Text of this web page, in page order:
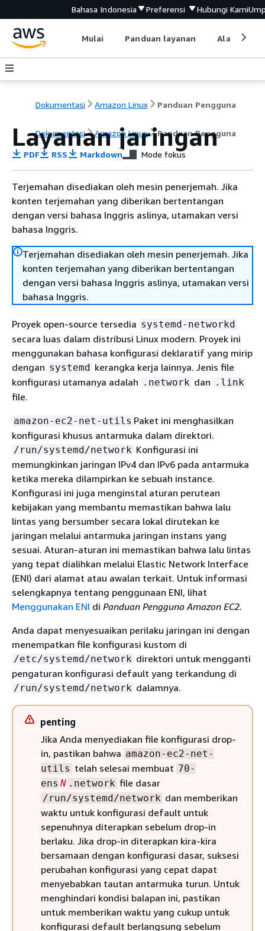
Bahasa Indonesia Preferensi Hubungi Kami
Mulai Panduan layanan Alat
Dokumentasi Amazon Linux Panduan Pengguna
Dokumentasi Amazon Linux Panduan Pengguna
Layanan jaringan
PDF RSS Markdown Mode fokus
Terjemahan disediakan oleh mesin penerjemah. Jika
konten terjemahan yang diberikan bertentangan
dengan versi bahasa Inggris aslinya, utamakan versi
bahasa Inggris.
Terjemahan disediakan oleh mesin penerjemah. Jika
konten terjemahan yang diberikan bertentangan
dengan versi bahasa Inggris aslinya, utamakan versi
bahasa Inggris.
Proyek open-source tersedia systemd-networkd
secara luas dalam distribusi Linux modern. Proyek ini
menggunakan bahasa konfigurasi deklaratif yang mirip
dengan systemd kerangka kerja lainnya. Jenis file
konfigurasi utamanya adalah .network dan .link
file.
amazon-ec2-net-utils Paket ini menghasilkan
konfigurasi khusus antarmuka dalam direktori.
/run/systemd/network Konfigurasi ini
memungkinkan jaringan IPv4 dan IPv6 pada antarmuka
ketika mereka dilampirkan ke sebuah instance.
Konfigurasi ini juga menginstal aturan perutean
kebijakan yang membantu memastikan bahwa lalu
lintas yang bersumber secara lokal dirutekan ke
jaringan melalui antarmuka jaringan instans yang
sesuai. Aturan-aturan ini memastikan bahwa lalu lintas
yang tepat dialihkan melalui Elastic Network Interface
(ENI) dari alamat atau awalan terkait. Untuk informasi
selengkapnya tentang penggunaan ENI, lihat
Menggunakan ENI di Panduan Pengguna Amazon EC2.
Anda dapat menyesuaikan perilaku jaringan ini dengan
menempatkan file konfigurasi kustom di
/etc/systemd/network direktori untuk mengganti
pengaturan konfigurasi default yang terkandung di
/run/systemd/network dalamnya.
penting
Jika Anda menyediakan file konfigurasi drop-
in, pastikan bahwa amazon-ec2-net-
utils telah selesai membuat 70-
ens N .network file dasar
/run/systemd/network dan memberikan
waktu untuk konfigurasi default untuk
sepenuhnya diterapkan sebelum drop-in
berlaku. Jika drop-in diterapkan kira-kira
bersamaan dengan konfigurasi dasar, suksesi
perubahan konfigurasi yang cepat dapat
menyebabkan tautan antarmuka turun. Untuk
menghindari kondisi balapan ini, pastikan
untuk memberikan waktu yang cukup untuk
konfigurasi default berlangsung sebelum